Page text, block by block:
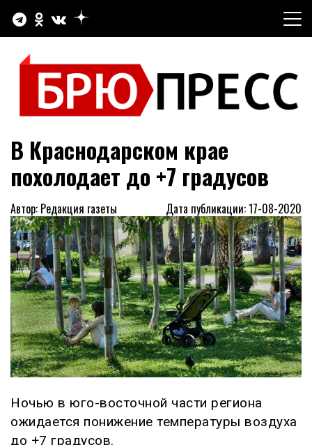
содержимому
БРЮПРЕСС
Официальный сайт газеты "Брюховецкие новости"
В Краснодарском крае
похолодает до +7 градусов
Автор: Редакция газеты Дата публикации: 17-08-2020
Ночью в юго-восточной части региона
ожидается понижение температуры воздуха
до +7 градусов.